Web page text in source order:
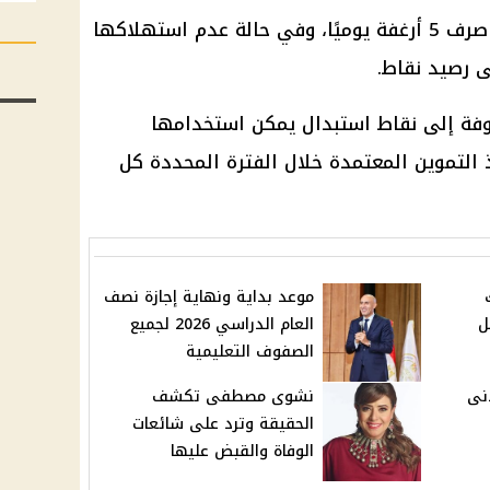
ويحق لكل فرد مقيد على البطاقة صرف 5 أرغفة يوميًا، وفي حالة عدم استهلاكها
رصيد نقاط.
إلى نقاط استبدال يمكن استخدامها
المعتمدة خلال الفترة المحددة كل
موعد بداية ونهاية إجازة نصف
العام الدراسي 2026 لجميع
الصفوف التعليمية
نشوى مصطفى تكشف
الحقيقة وترد على شائعات
الوفاة والقبض عليها